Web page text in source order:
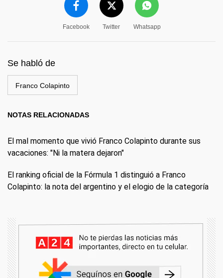
Facebook Twitter Whatsapp
Se habló de
Franco Colapinto
NOTAS RELACIONADAS
El mal momento que vivió Franco Colapinto durante sus
vacaciones: "Ni la matera dejaron"
El ranking oficial de la Fórmula 1 distinguió a Franco
Colapinto: la nota del argentino y el elogio de la categoría